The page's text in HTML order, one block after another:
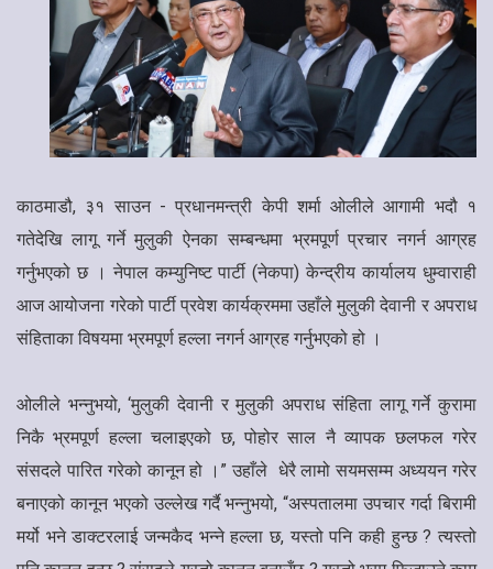
काठमाडौ, ३१ साउन - प्रधानमन्त्री केपी शर्मा ओलीले आगामी भदौ १
गतेदेखि लागू गर्ने मुलुकी ऐनका सम्बन्धमा भ्रमपूर्ण प्रचार नगर्न आग्रह
गर्नुभएको छ । नेपाल कम्युनिष्ट पार्टी (नेकपा) केन्द्रीय कार्यालय धुम्वाराही
आज आयोजना गरेको पार्टी प्रवेश कार्यक्रममा उहाँले मुलुकी देवानी र अपराध
संहिताका विषयमा भ्रमपूर्ण हल्ला नगर्न आग्रह गर्नुभएको हो ।
ओलीले भन्नुभयो, ‘मुलुकी देवानी र मुलुकी अपराध संहिता लागू गर्ने कुरामा
निकै भ्रमपूर्ण हल्ला चलाइएको छ, पोहोर साल नै व्यापक छलफल गरेर
संसदले पारित गरेको कानून हो ।” उहाँले धेरै लामो सयमसम्म अध्ययन गरेर
बनाएको कानून भएको उल्लेख गर्दै भन्नुभयो, “अस्पतालमा उपचार गर्दा बिरामी
मर्यो भने डाक्टरलाई जन्मकैद भन्ने हल्ला छ, यस्तो पनि कही हुन्छ ? त्यस्तो